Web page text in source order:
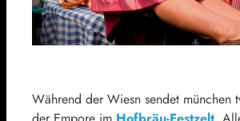
Während der Wiesn sendet münchen